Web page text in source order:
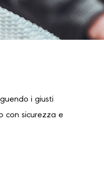
i giusti
con sicurezza e